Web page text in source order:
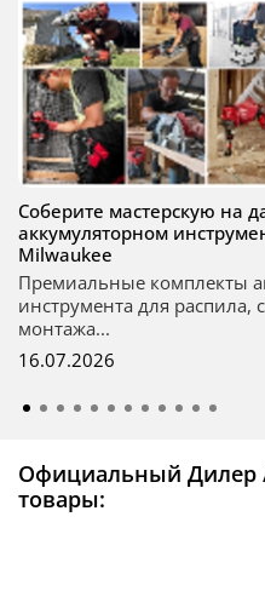
Соберите мастерскую на
аккумуляторном
Milwaukee
Премиальные комплекты
инструмента для распила,
монтажа...
16.07.2026
Официальный Дилер
товары: